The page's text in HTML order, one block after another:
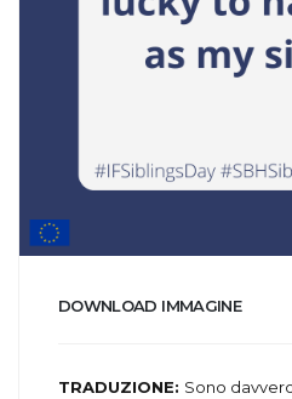
DOWNLOAD IMMAGINE
TRADUZIONE: Sono